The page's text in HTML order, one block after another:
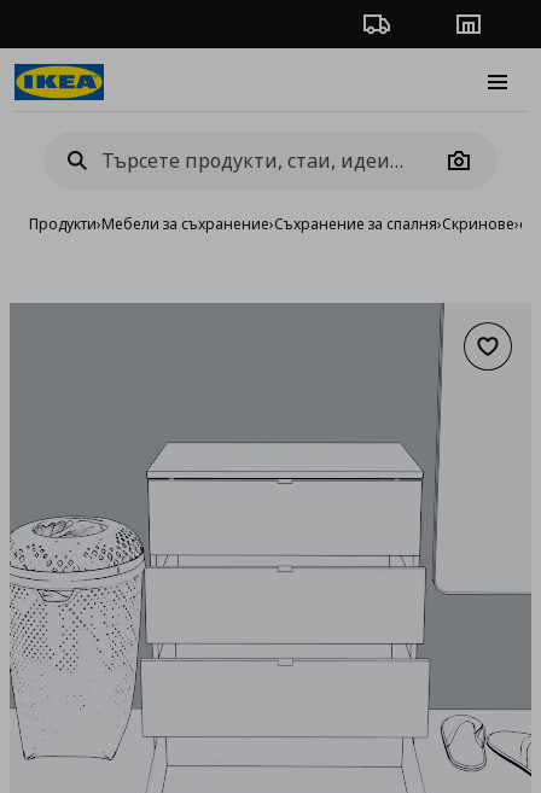
Проследяване на
Camera
Продукти›Мебели за съхранение›Съхранение за спалня›Скринове›